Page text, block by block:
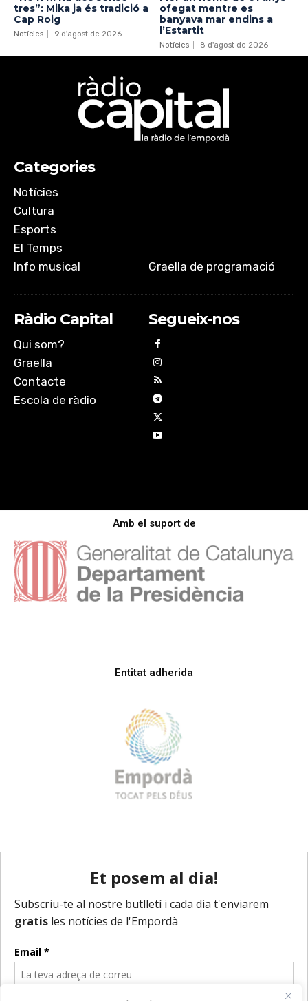
tres”: Mika ja és tradició a
Cap Roig
Notícies 9 d'agost de 2026
ofegat mentre es
banyava mar endins a
l’Estartit
Notícies 8 d'agost de 2026
Categories
Notícies
Cultura
Esports
El Temps
Info musical
Graella de programació
Ràdio Capital
Qui som?
Graella
Contacte
Escola de ràdio
Segueix-nos
Amb el suport de
Entitat adherida